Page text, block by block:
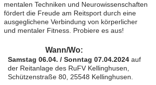
mentalen Techniken und Neurowissenschaften
fördert die Freude am Reitsport durch eine
ausgeglichene Verbindung von körperlicher
und mentaler Fitness. Probiere es aus!
Wann/Wo:
Samstag 06.04. / Sonntag 07.04.2024 auf
der Reitanlage des RuFV Kellinghusen,
Schützenstraße 80, 25548 Kellinghusen.